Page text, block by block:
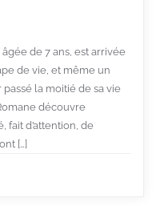
de 7 ans, est arrivée
de vie, et même un
passé la moitié de sa vie
découvre
fait d’attention, de
[…]